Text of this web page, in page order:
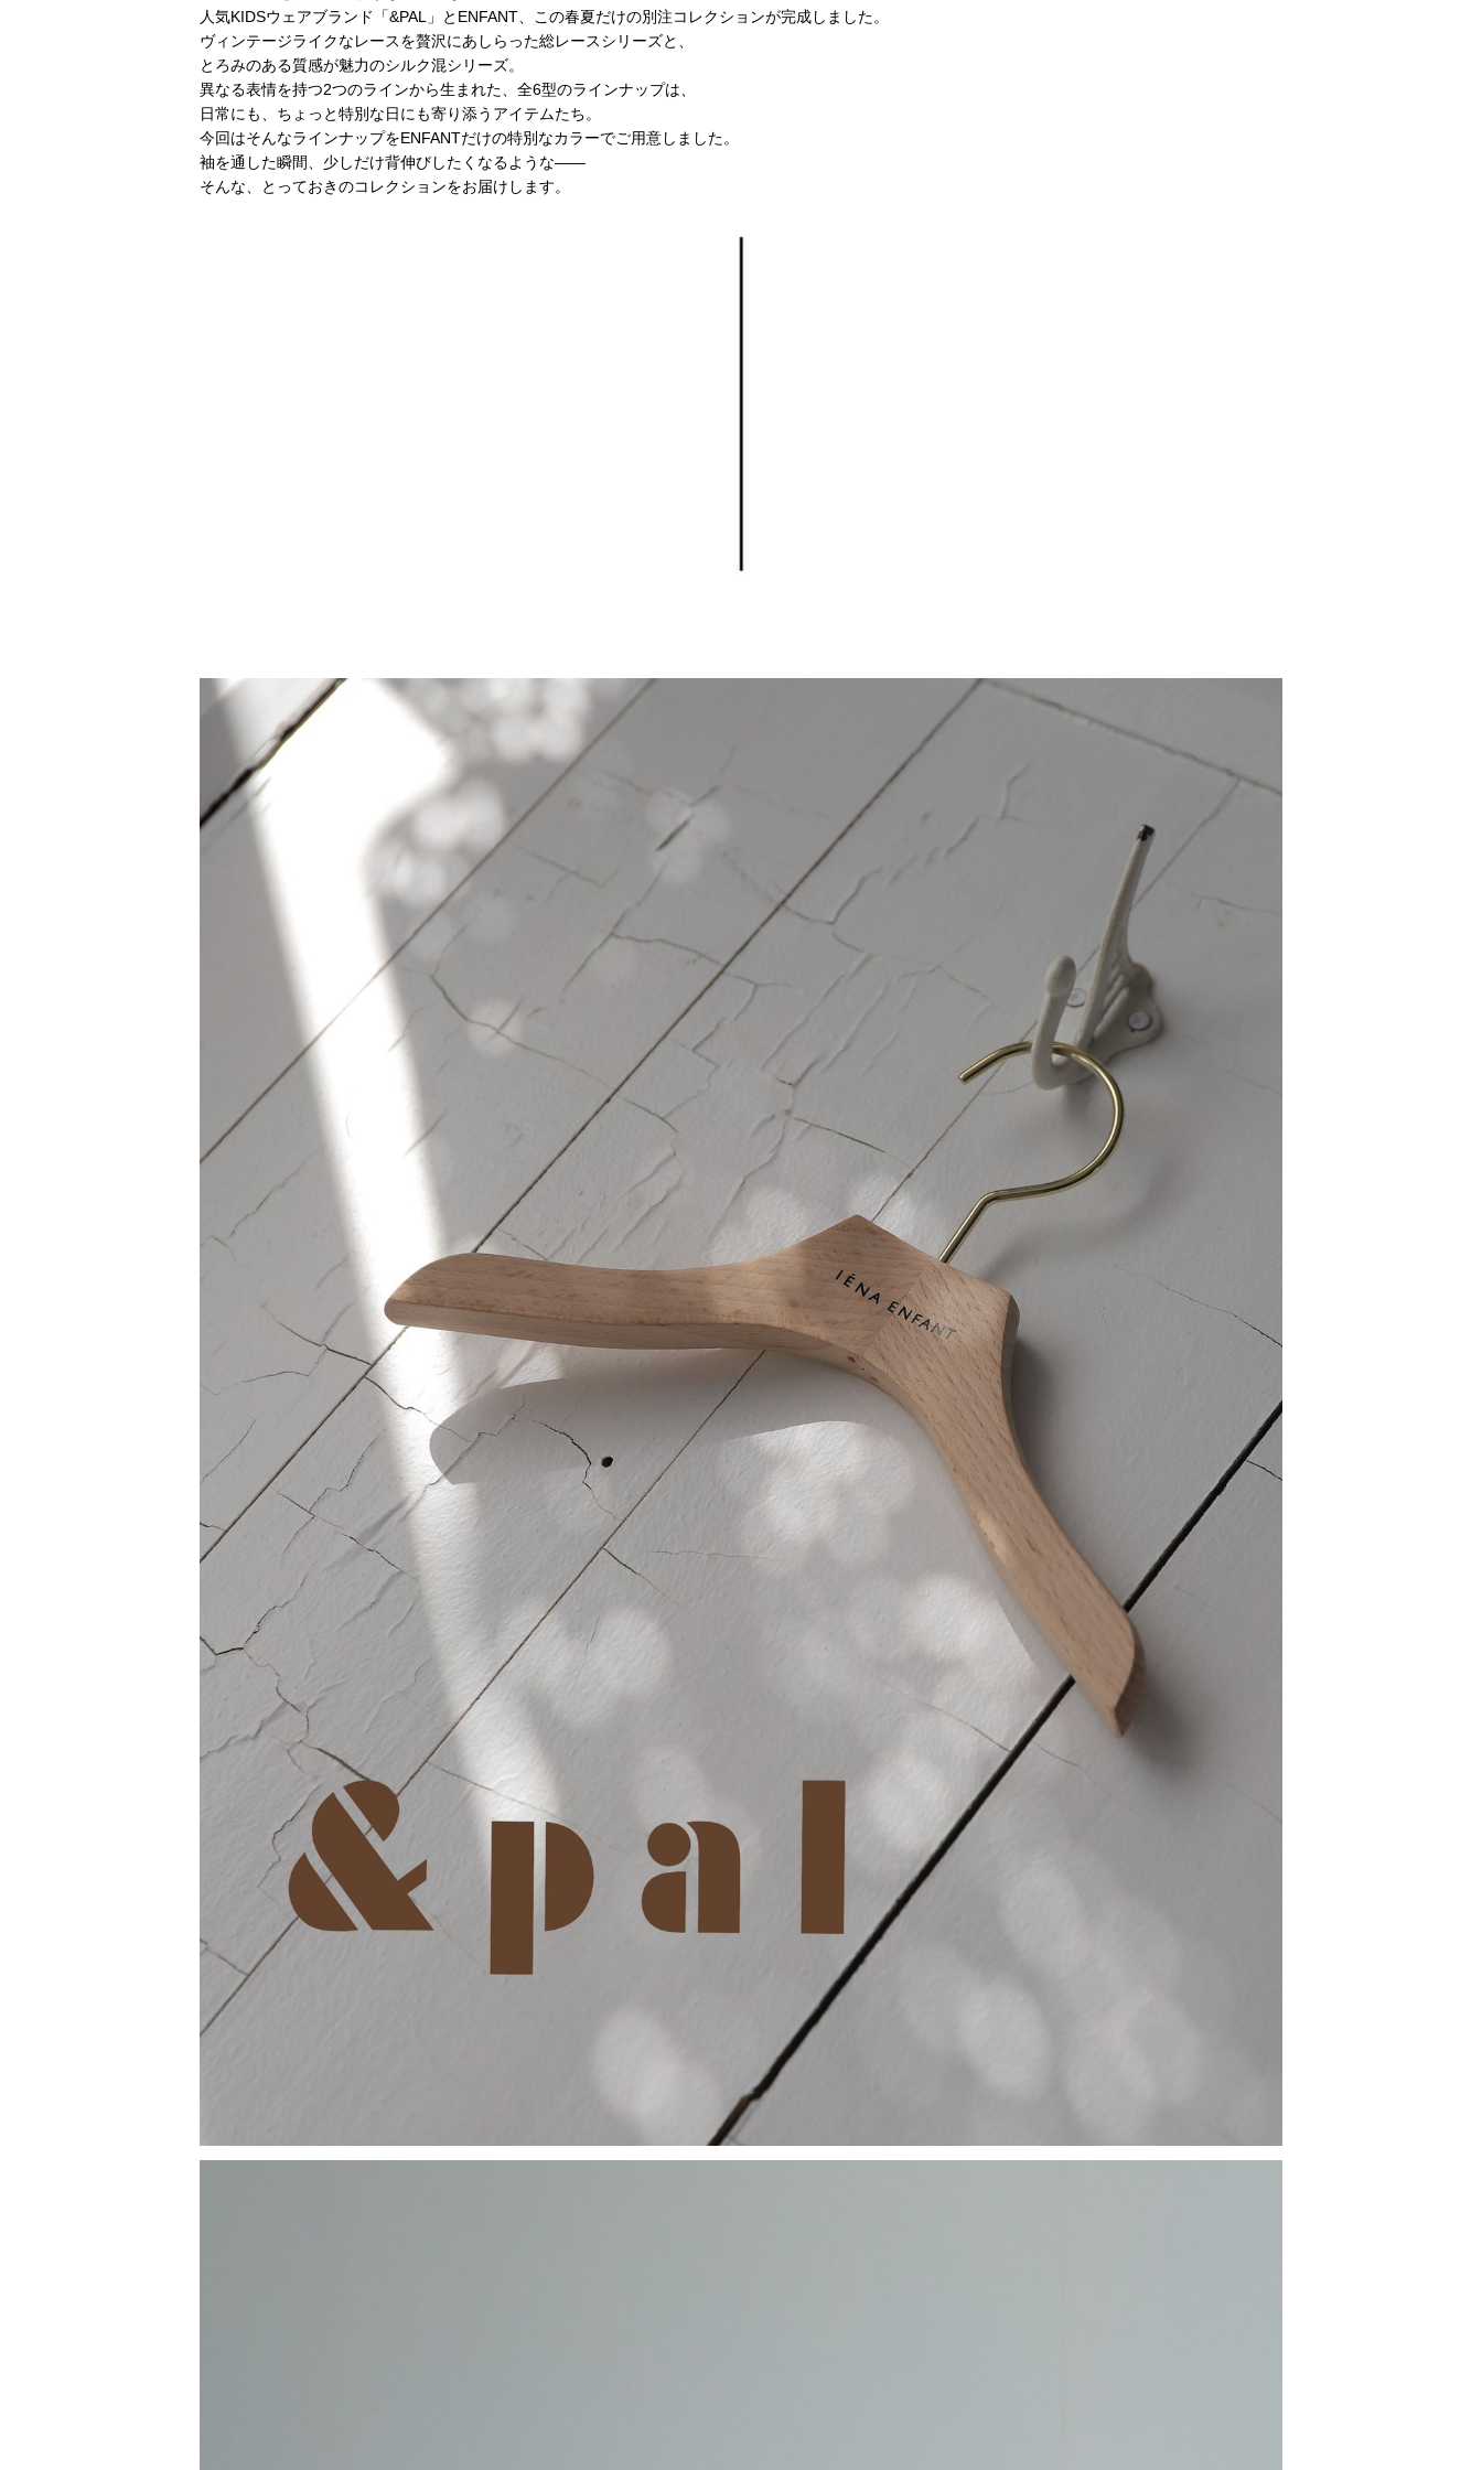
人気KIDSウェアブランド「&PAL」とENFANT、この春夏だけの別注コレクションが完成しました。
ヴィンテージライクなレースを贅沢にあしらった総レースシリーズと、
とろみのある質感が魅力のシルク混シリーズ。
異なる表情を持つ2つのラインから生まれた、全6型のラインナップは、
日常にも、ちょっと特別な日にも寄り添うアイテムたち。
今回はそんなラインナップをENFANTだけの特別なカラーでご用意しました。
袖を通した瞬間、少しだけ背伸びしたくなるような——
そんな、とっておきのコレクションをお届けします。